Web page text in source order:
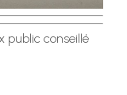
public conseillé